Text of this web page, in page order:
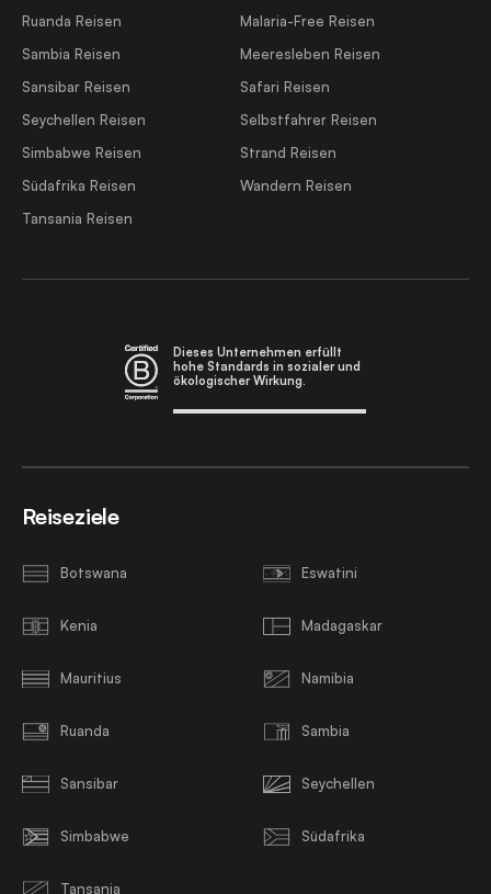
Ruanda Reisen
Sambia Reisen
Sansibar Reisen
Seychellen Reisen
Simbabwe Reisen
Südafrika Reisen
Tansania Reisen
Malaria-Free Reisen
Meeresleben Reisen
Safari Reisen
Selbstfahrer Reisen
Strand Reisen
Wandern Reisen
Dieses Unternehmen erfüllt
hohe Standards in sozialer und
ökologischer Wirkung.
Reiseziele
Botswana Eswatini
Kenia Madagaskar
Mauritius Namibia
Ruanda Sambia
Sansibar Seychellen
Simbabwe Südafrika
Tansania